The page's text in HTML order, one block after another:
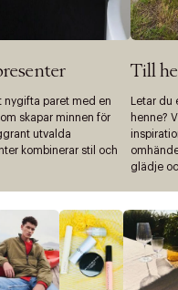
nygifta paret med en
skapar minnen för
utvalda
kombinerar stil och
Till
Letar
henne?
glädje